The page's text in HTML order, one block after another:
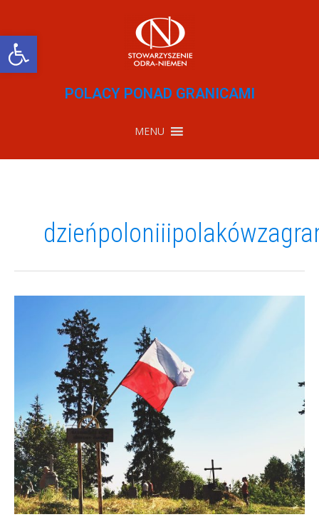
Otwórz pasek narzędzi
POLACY PONAD GRANICAMI
MENU
Dzień